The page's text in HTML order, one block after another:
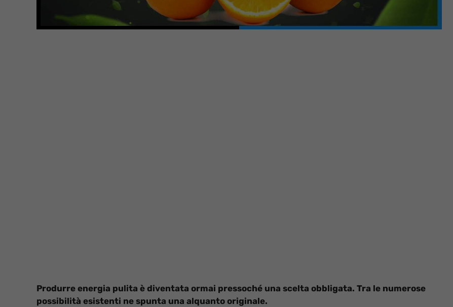
Produrre energia pulita è diventata ormai pressoché una scelta obbligata. Tra le numerose
possibilità esistenti ne spunta una alquanto originale.